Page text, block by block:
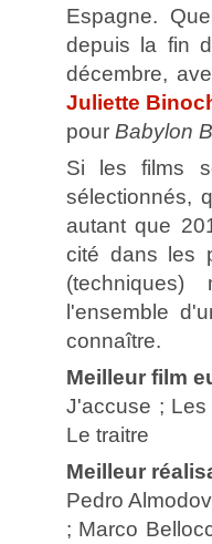
Espagne.
depuis la fin
décembre,
Juliette
pour Babylon
Si les films
sélectionnés,
autant que
cité dans les
l'ensemble
connaître.
Meilleur film
J'accuse ;
Le traitre
Meilleur
Pedro
; Marco